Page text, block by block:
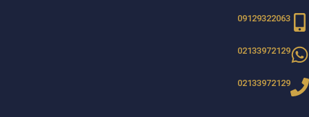
09129322063
02133972129
02133972129